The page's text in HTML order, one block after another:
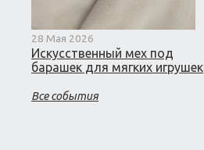
28 Мая 2026
Искусственный мех под
барашек для мягких игрушек
Все события